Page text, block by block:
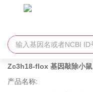
Zc3h18-flox 基因敲除小鼠
产品名称: